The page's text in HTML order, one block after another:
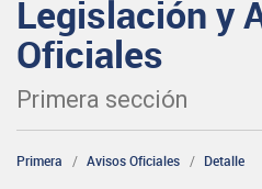
Legislación y
Oficiales
Primera sección
Primera Avisos Oficiales Detalle